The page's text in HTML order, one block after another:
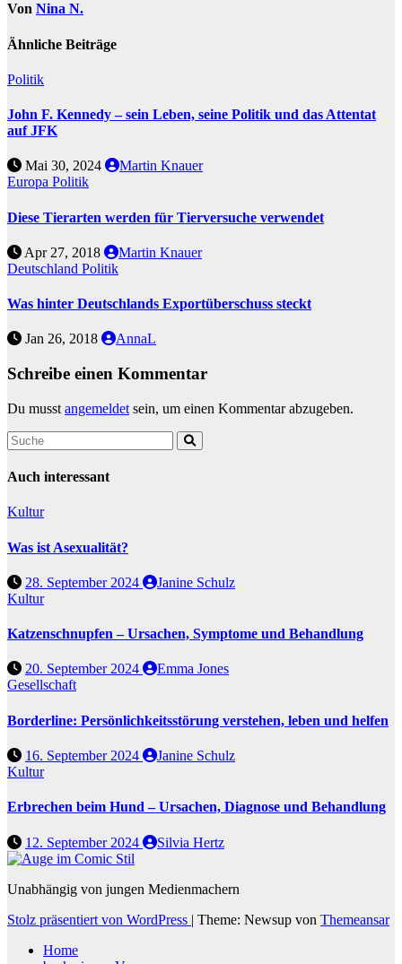
Von Nina N.
Ähnliche Beiträge
Politik
John F. Kennedy – sein Leben, seine Politik und das Attentat
auf JFK
Mai 30, 2024
Martin Knauer
Europa Politik
Diese Tierarten werden für Tierversuche verwendet
Apr 27, 2018
Martin Knauer
Deutschland Politik
Was hinter Deutschlands Exportüberschuss steckt
Jan 26, 2018 AnnaL
Schreibe einen Kommentar
Du musst angemeldet sein, um einen Kommentar abzugeben.
Auch interessant
Kultur
Was ist Asexualität?
28. September 2024
Janine Schulz
Kultur
Katzenschnupfen – Ursachen, Symptome und Behandlung
20. September 2024
Emma Jones
Gesellschaft
Borderline: Persönlichkeitsstörung verstehen, leben und helfen
16. September 2024
Janine Schulz
Kultur
Erbrechen beim Hund – Ursachen, Diagnose und Behandlung
12. September 2024 Silvia Hertz
Unabhängig von jungen Medienmachern
Stolz präsentiert von WordPress | Theme: Newsup von Themeansar
Home